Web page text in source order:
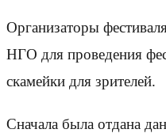
Организаторы
НГО для проведения
скамейки для зрителей.
Сначала была отдана